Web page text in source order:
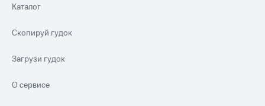
Каталог
Скопируй гудок
Загрузи гудок
О сервисе